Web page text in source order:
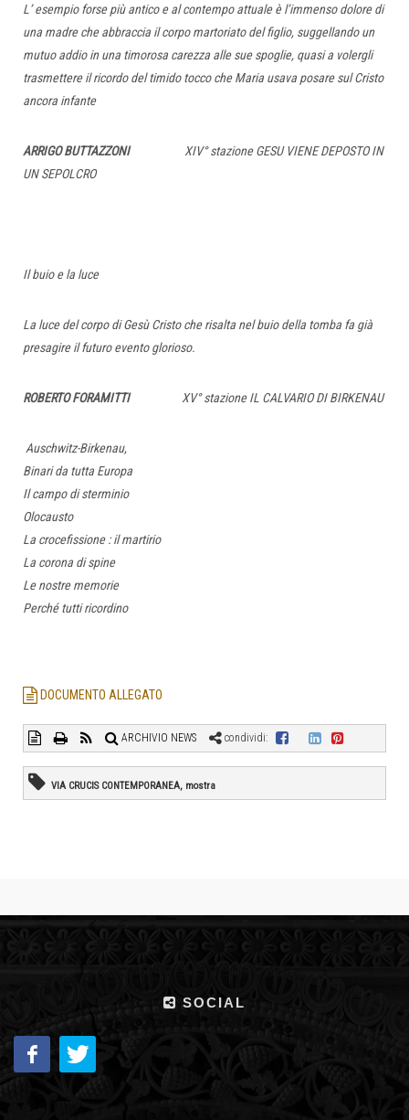
L’ esempio forse più antico e al contempo attuale è l’immenso dolore di
una madre che abbraccia il corpo martoriato del figlio, suggellando un
mutuo addio in una timorosa carezza alle sue spoglie, quasi a volergli
trasmettere il ricordo del timido tocco che Maria usava posare sul Cristo
ancora infante
ARRIGO BUTTAZZONIXIV° stazione GESU VIENE DEPOSTO IN
UN SEPOLCRO
Il buio e la luce
La luce del corpo di Gesù Cristo che risalta nel buio della tomba fa già
presagire il futuro evento glorioso.
ROBERTO FORAMITTIXV° stazione IL CALVARIO DI BIRKENAU
Auschwitz-Birkenau,
Binari da tutta Europa
Il campo di sterminio
Olocausto
La crocefissione : il martirio
La corona di spine
Le nostre memorie
Perché tutti ricordino
DOCUMENTO ALLEGATO
ARCHIVIO NEWS condividi:
VIA CRUCIS CONTEMPORANEA, mostra
SOCIAL